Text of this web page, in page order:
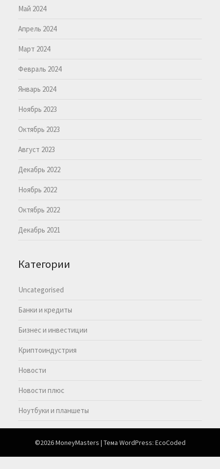
Май 2024
Апрель 2024
Март 2024
Февраль 2024
Январь 2024
Ноябрь 2023
Октябрь 2023
Август 2023
Декабрь 2022
Ноябрь 2022
Октябрь 2022
Декабрь 2021
Категории
Uncategorised
Банки и кредиты
Бизнес и инвестиции
Криптоиндустрия
Новости
Новости плюс
Ноутбуки и планшеты
©2026 MoneyMasters | Тема WordPress: EcoCoded